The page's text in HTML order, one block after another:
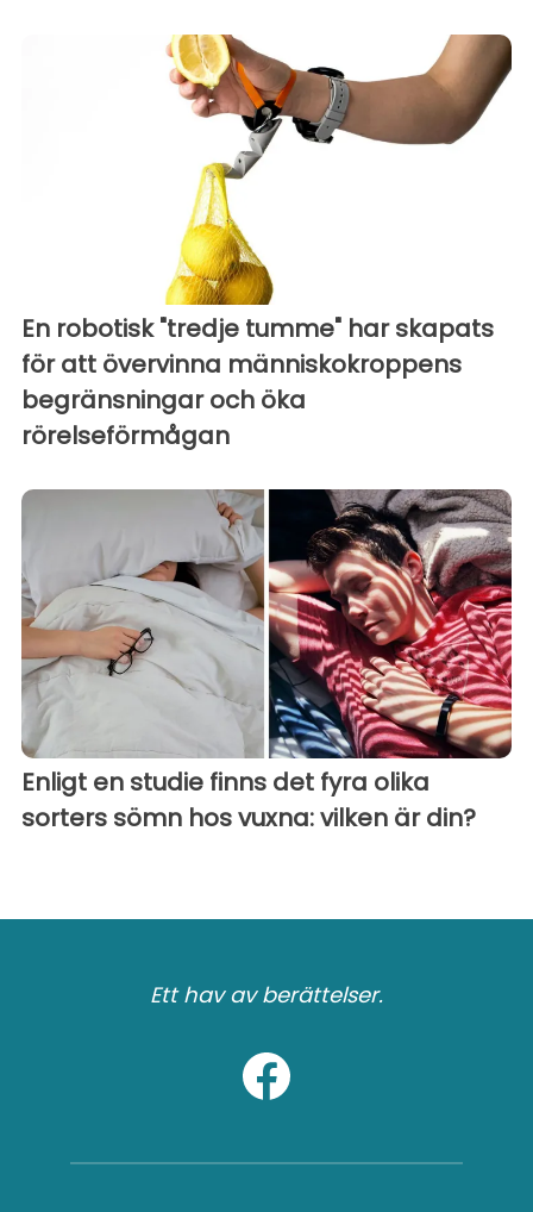
En robotisk "tredje tumme" har skapats
för att övervinna människokroppens
begränsningar och öka
rörelseförmågan
Enligt en studie finns det fyra olika
sorters sömn hos vuxna: vilken är din?
Ett hav av berättelser.